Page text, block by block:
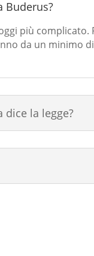
Buderus?
più
da un minimo
dice la legge?